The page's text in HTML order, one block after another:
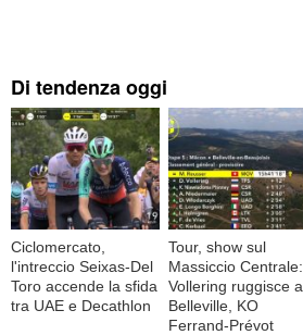
Di tendenza oggi
Ciclomercato,
l'intreccio Seixas-Del
Toro accende la sfida
tra UAE e Decathlon
Tour, show sul
Massiccio Centrale:
Vollering ruggisce a
Belleville, KO
Ferrand-Prévot